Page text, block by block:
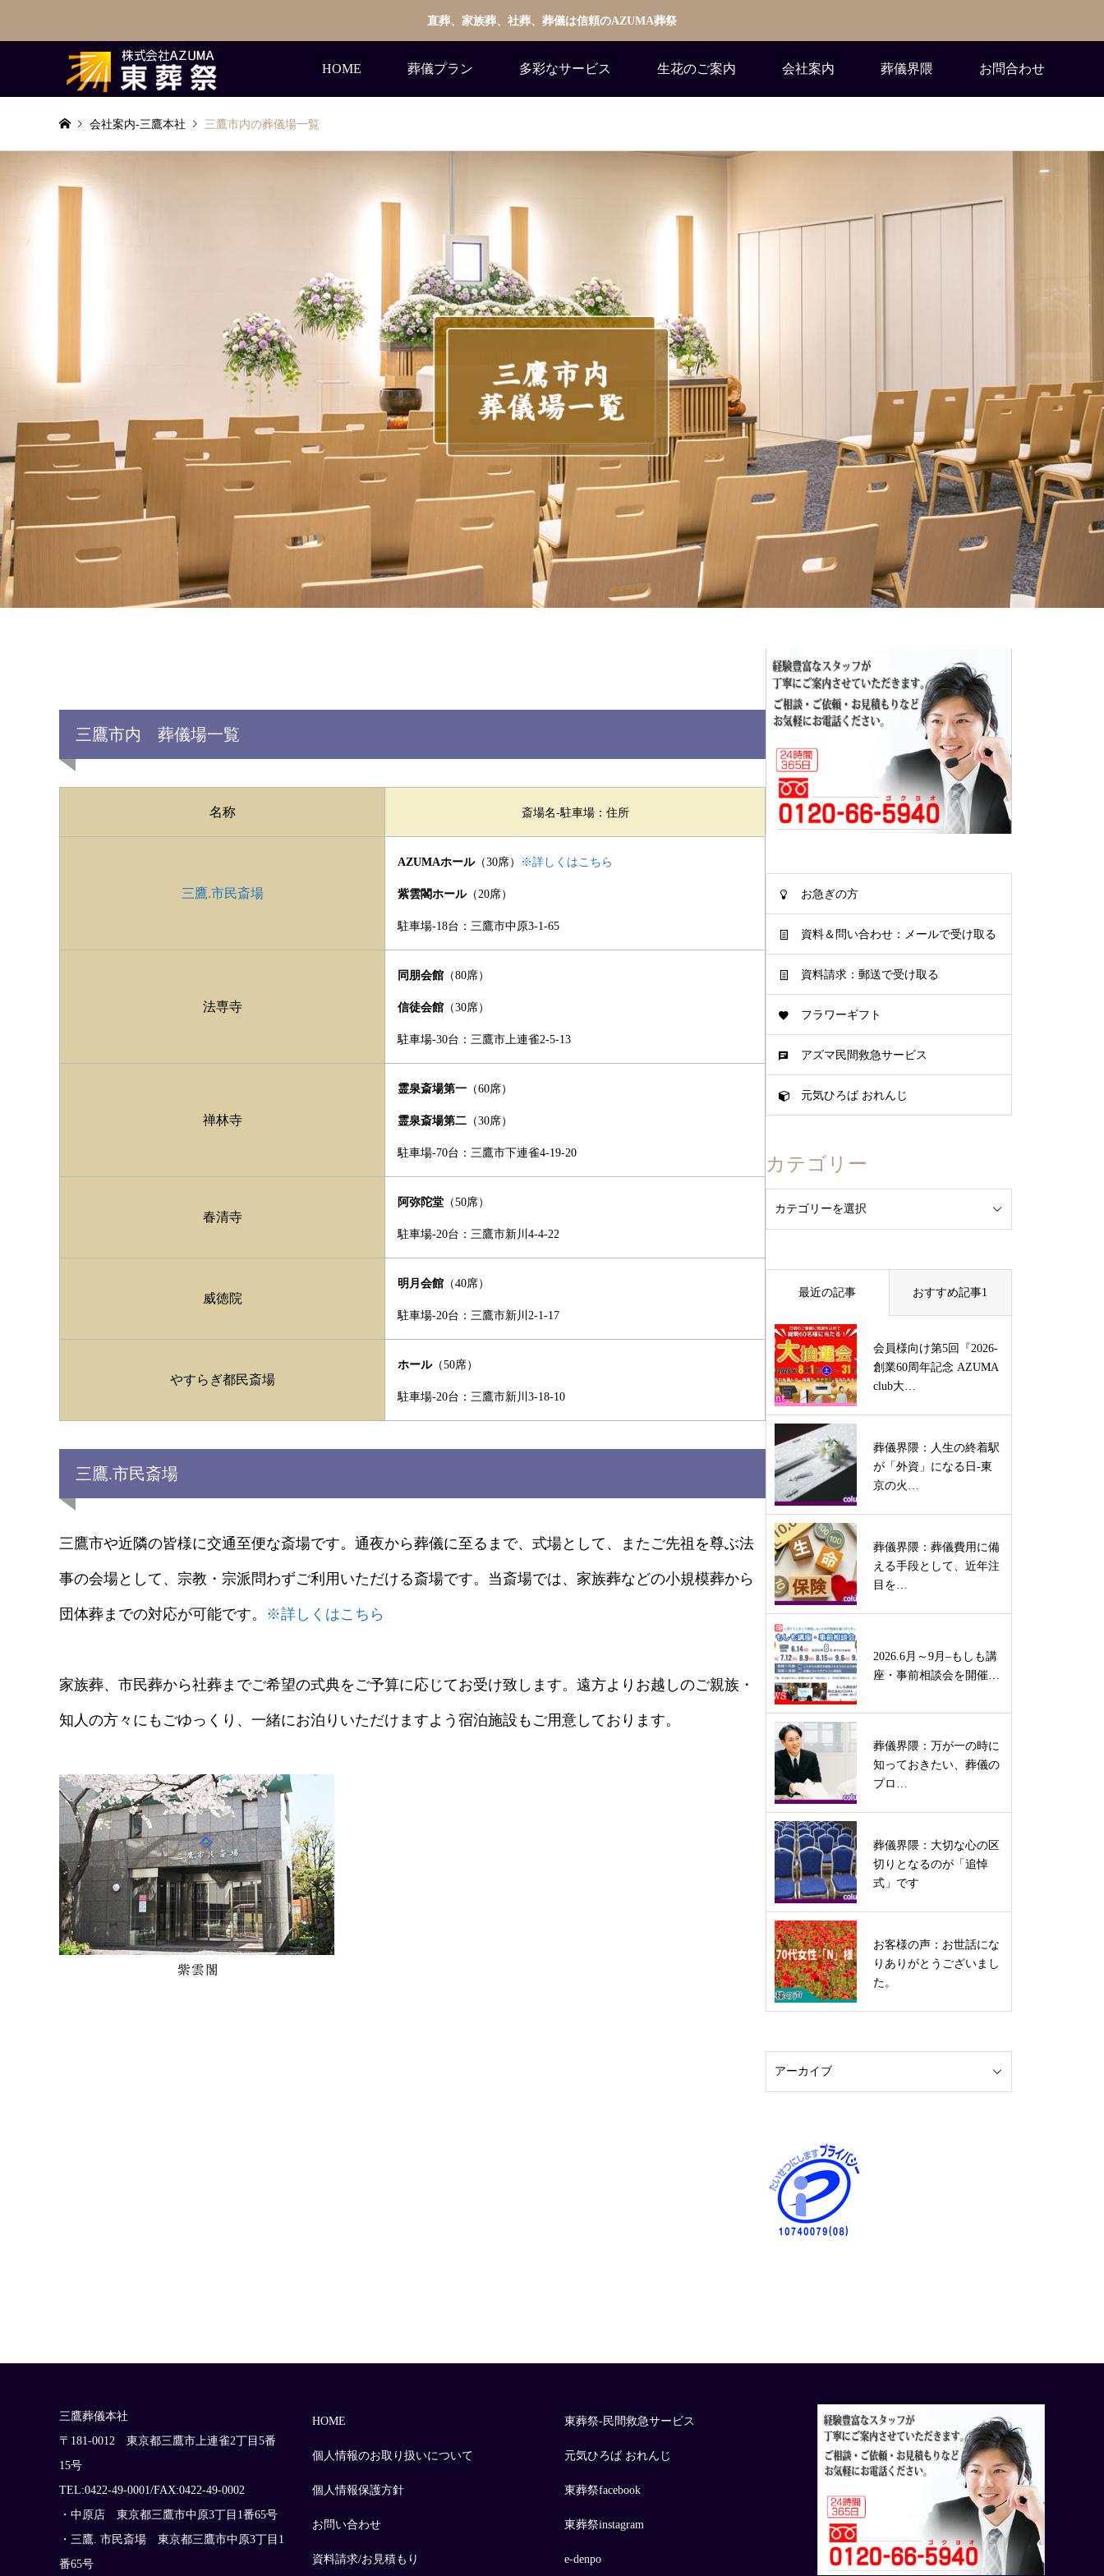
直葬、家族葬、社葬、葬儀は信頼のAZUMA葬祭
HOME 葬儀プラン 多彩なサービス 生花のご案内 会社案内 葬儀界隈 お問合わせ
会社案内-三鷹本社 三鷹市内の葬儀場一覧
三鷹市内 葬儀場一覧
名称 斎場名-駐車場： 住所
三鷹.市民斎場
AZUMAホール（30席） ※詳しくはこちら
紫雲閣ホール（20席）
駐車場-18台： 三鷹市中原3-1-65
法専寺
同朋会館 （80席）
信徒会館 （30席）
駐車場-30台 ：三鷹市上連雀2-5-13
禅林寺
霊泉斎場第一 （60席）
霊泉斎場第二 （30席）
駐車場-70台： 三鷹市下連雀4-19-20
春清寺
阿弥陀堂 （50席）
駐車場-20台： 三鷹市新川4-4-22
威徳院
明月会館 （40席）
駐車場-20台： 三鷹市新川2-1-17
やすらぎ都民斎場
ホール（50席）
駐車場-20台： 三鷹市新川3-18-10
三鷹.市民斎場
三鷹市や近隣の皆様に交通至便な斎場です。通夜から葬儀に至るまで、式場として、またご先祖を尊ぶ法
事の会場として、宗教・宗派問わずご利用いただける斎場です。当斎場では、家族葬などの小規模葬から
団体葬までの対応が可能です。 ※詳しくはこちら
家族葬、市民葬から社葬までご希望の式典をご予算に応じてお受け致します。遠方よりお越しのご親族・
知人の方々にもごゆっくり、一緒にお泊りいただけますよう宿泊施設もご用意しております。
お急ぎの方
資料＆問い合わせ：メールで受け取る
資料請求：郵送で受け取る
フラワーギフト
アズマ民間救急サービス
元気ひろば おれんじ
カテゴリー
最近の記事 おすすめ記事1
会員様向け第5回『2026-
創業60周年記念 AZUMA
club大…
葬儀界隈：人生の終着駅
が「外資」になる日-東
京の火…
葬儀界隈：葬儀費用に備
える手段として、近年注
目を…
2026.6月～9月–もしも講
座・事前相談会を開催…
葬儀界隈：万が一の時に
知っておきたい、葬儀の
プロ…
葬儀界隈：大切な心の区
切りとなるのが「追悼
式」です
お客様の声：お世話にな
りありがとうございまし
た。
三鷹葬儀本社
〒181-0012 東京都三鷹市上連雀2丁目5番
15号
TEL:0422-49-0001/FAX:0422-49-0002
・中原店 東京都三鷹市中原3丁目1番65号
・三鷹. 市民斎場 東京都三鷹市中原3丁目1
番65号
HOME
個人情報のお取り扱いについて
個人情報保護方針
お問い合わせ
資料請求/お見積もり
東葬祭-民間救急サービス
元気ひろば おれんじ
東葬祭facebook
東葬祭instagram
e-denpo